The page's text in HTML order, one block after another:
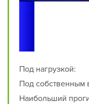
Под нагрузкой:
Под собственным
Наибольший